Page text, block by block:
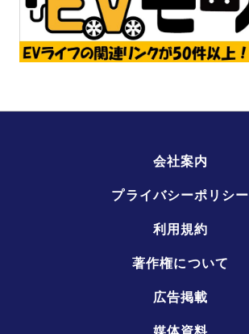
会社案内
プライバシーポリシー
利用規約
著作権について
広告掲載